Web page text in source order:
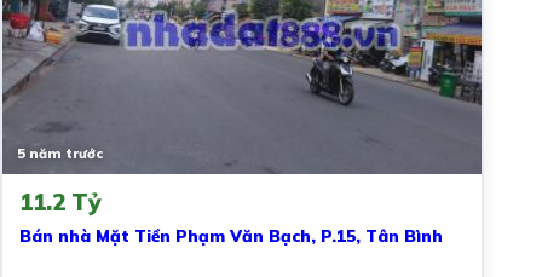
5 năm trước
11.2 Tỷ
Bán nhà Mặt Tiền Phạm Văn Bạch, P.15, Tân Bình